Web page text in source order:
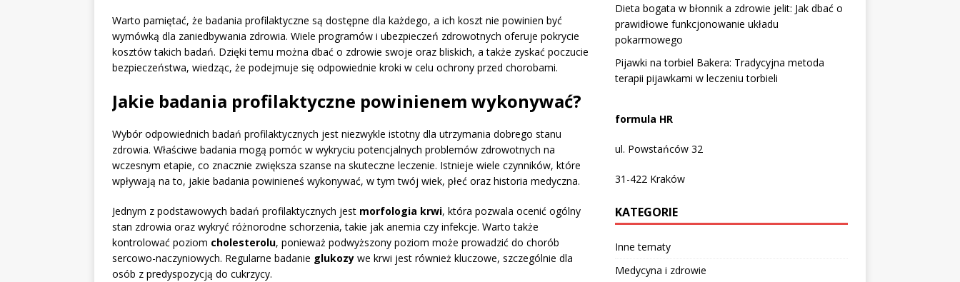
Warto pamiętać, że badania profilaktyczne są dostępne dla każdego, a ich koszt nie powinien być
wymówką dla zaniedbywania zdrowia. Wiele programów i ubezpieczeń zdrowotnych oferuje pokrycie
kosztów takich badań. Dzięki temu można dbać o zdrowie swoje oraz bliskich, a także zyskać poczucie
bezpieczeństwa, wiedząc, że podejmuje się odpowiednie kroki w celu ochrony przed chorobami.
Jakie badania profilaktyczne powinienem wykonywać?
Wybór odpowiednich badań profilaktycznych jest niezwykle istotny dla utrzymania dobrego stanu
zdrowia. Właściwe badania mogą pomóc w wykryciu potencjalnych problemów zdrowotnych na
wczesnym etapie, co znacznie zwiększa szanse na skuteczne leczenie. Istnieje wiele czynników, które
wpływają na to, jakie badania powinieneś wykonywać, w tym twój wiek, płeć oraz historia medyczna.
Jednym z podstawowych badań profilaktycznych jest morfologia krwi, która pozwala ocenić ogólny
stan zdrowia oraz wykryć różnorodne schorzenia, takie jak anemia czy infekcje. Warto także
kontrolować poziom cholesterolu, ponieważ podwyższony poziom może prowadzić do chorób
sercowo-naczyniowych. Regularne badanie glukozy we krwi jest również kluczowe, szczególnie dla
osób z predyspozycją do cukrzycy.
Dieta bogata w błonnik a zdrowie jelit: Jak dbać o
prawidłowe funkcjonowanie układu
pokarmowego
Pijawki na torbiel Bakera: Tradycyjna metoda
terapii pijawkami w leczeniu torbieli
formula HR
ul. Powstańców 32
31-422 Kraków
KATEGORIE
Inne tematy
Medycyna i zdrowie